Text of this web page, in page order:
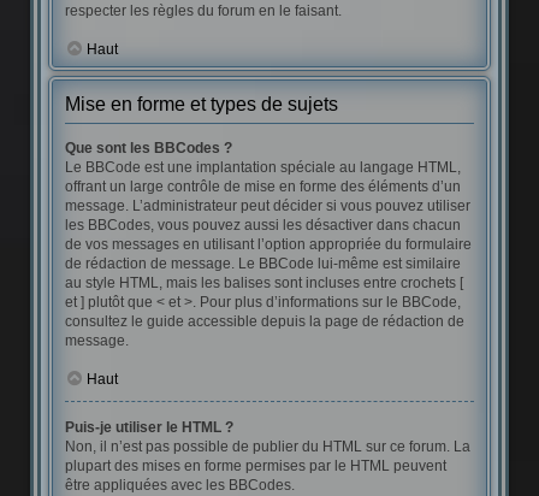
respecter les règles du forum en le faisant.
Haut
Mise en forme et types de sujets
Que sont les BBCodes ?
Le BBCode est une implantation spéciale au langage HTML,
offrant un large contrôle de mise en forme des éléments d’un
message. L’administrateur peut décider si vous pouvez utiliser
les BBCodes, vous pouvez aussi les désactiver dans chacun
de vos messages en utilisant l’option appropriée du formulaire
de rédaction de message. Le BBCode lui-même est similaire
au style HTML, mais les balises sont incluses entre crochets [
et ] plutôt que < et >. Pour plus d’informations sur le BBCode,
consultez le guide accessible depuis la page de rédaction de
message.
Haut
Puis-je utiliser le HTML ?
Non, il n’est pas possible de publier du HTML sur ce forum. La
plupart des mises en forme permises par le HTML peuvent
être appliquées avec les BBCodes.